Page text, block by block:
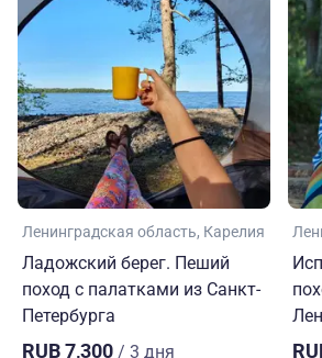
сплав, был наполнен новыми
моментами.
Заключение.
Сплав по маршруту Выборг-
канал стал для нас не только
испытанием, но и прекрасной
насладиться красотой природы и
провести время в отличной
полными сердцами и искренним
снова.
Ленинградская область Карелия
Ладожский берег. Пеший
поход с палатками из Санкт-
Петербурга
RUB 7,300 / 3 дня